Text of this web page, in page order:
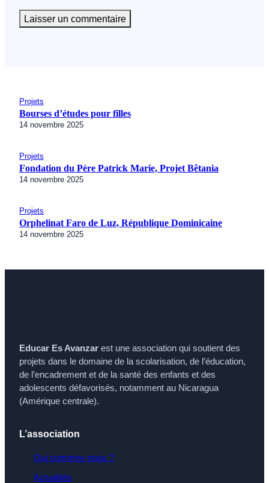
Projets
Bourses d’études pour filles
14 novembre 2025
Projets
Fondation du Père Patrick Marie, Projet Bêtania
14 novembre 2025
Projets
Orphelinat Faro de Luz, République Dominicaine
14 novembre 2025
Educar Es Avanzar est une association qui soutient des
projets dans le domaine de la scolarisation, de l’éducation,
de l’encadrement et de la santé des enfants et des
adolescents défavorisés, notamment au Nicaragua
(Amérique centrale).
L’association
Qui sommes-nous ?
Actualités